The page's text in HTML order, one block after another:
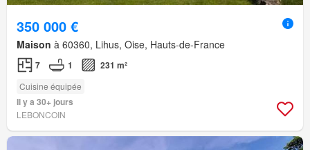
350 000 €
Maison à 60360, Lihus, Oise, Hauts-de-France
7 1 231 m²
Cuisine équipée
Il y a 30+ jours
LEBONCOIN